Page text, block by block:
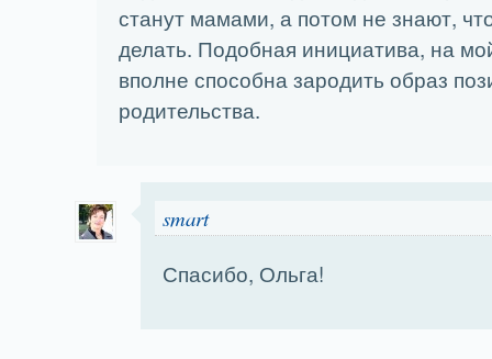
станут мамами, а потом не знают,
делать. Подобная инициатива, на
вполне способна зародить образ
родительства.
smart
Спасибо, Ольга!